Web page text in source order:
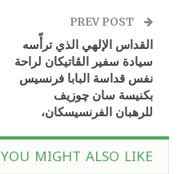
القداس الإلهي الذي ترأّسه
سيادة سفير الڤاتيكان لراحة
نفس قداسة البابا فرنسيس
بكنيسة سان چوزيف
للرهبان الفرنسيسكان،
YOU MIGHT ALSO LIKE